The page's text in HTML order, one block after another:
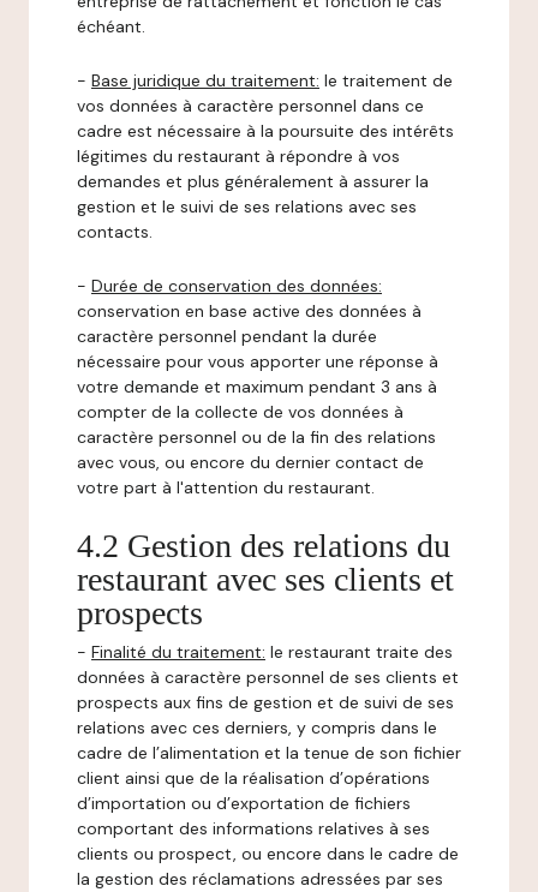
échéant.
- Base juridique du traitement: le traitement de
vos données à caractère personnel dans ce
cadre est nécessaire à la poursuite des intérêts
légitimes du restaurant à répondre à vos
demandes et plus généralement à assurer la
gestion et le suivi de ses relations avec ses
contacts.
- Durée de conservation des données:
conservation en base active des données à
caractère personnel pendant la durée
nécessaire pour vous apporter une réponse à
votre demande et maximum pendant 3 ans à
compter de la collecte de vos données à
caractère personnel ou de la fin des relations
avec vous, ou encore du dernier contact de
votre part à l'attention du restaurant.
4.2 Gestion des relations du
restaurant avec ses clients et
prospects
- Finalité du traitement: le restaurant traite des
données à caractère personnel de ses clients et
prospects aux fins de gestion et de suivi de ses
relations avec ces derniers, y compris dans le
cadre de l’alimentation et la tenue de son fichier
client ainsi que de la réalisation d’opérations
d’importation ou d’exportation de fichiers
comportant des informations relatives à ses
clients ou prospect, ou encore dans le cadre de
la gestion des réclamations adressées par ses